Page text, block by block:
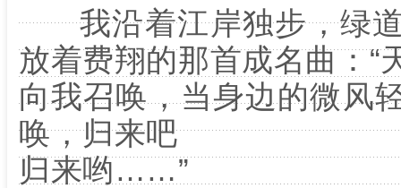
我沿着江岸独步，绿道
放着费翔的那首成名曲：“
向我召唤，当身边的微风
唤，归来吧
归来哟……”